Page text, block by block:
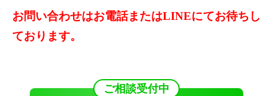
お問い合わせはお電話またはLINEにてお待ちし
ております。
ご相談受付中